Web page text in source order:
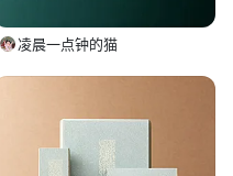
凌晨一点钟的猫